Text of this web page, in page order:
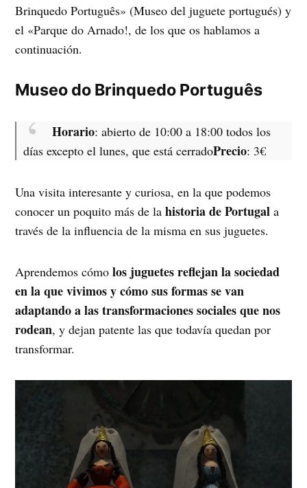
Brinquedo Português» (Museo del juguete portugués) y
el «Parque do Arnado!, de los que os hablamos a
continuación.
Museo do Brinquedo Português
Horario: abierto de 10:00 a 18:00 todos los
días excepto el lunes, que está cerradoPrecio: 3€
Una visita interesante y curiosa, en la que podemos
conocer un poquito más de lahistoria de Portugal a
través de la influencia de la misma en sus juguetes.
Aprendemos cómolos juguetes reflejan la sociedad
en la que vivimos y cómo sus formas se van
adaptando a las transformaciones sociales que nos
rodean, y dejan patente las que todavía quedan por
transformar.